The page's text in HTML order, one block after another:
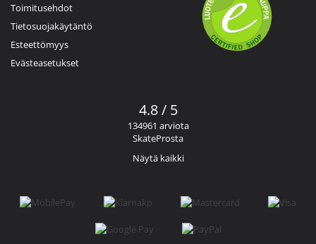
Toimitusehdot
Tietosuojakäytäntö
Esteettömyys
Evästeasetukset
4.8 / 5
134961 arviota
SkateProsta
Näytä kaikki